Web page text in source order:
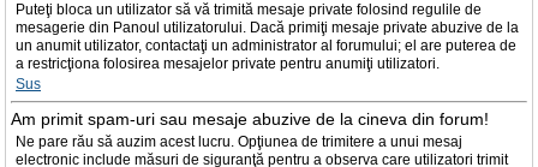
Puteţi bloca un utilizator să vă trimită mesaje private folosind regulile de
mesagerie din Panoul utilizatorului. Dacă primiţi mesaje private abuzive de la
un anumit utilizator, contactaţi un administrator al forumului; el are puterea de
a restricţiona folosirea mesajelor private pentru anumiţi utilizatori.
Sus
Am primit spam-uri sau mesaje abuzive de la cineva din forum!
Ne pare rău să auzim acest lucru. Opţiunea de trimitere a unui mesaj
electronic include măsuri de siguranţă pentru a observa care utilizatori trimit